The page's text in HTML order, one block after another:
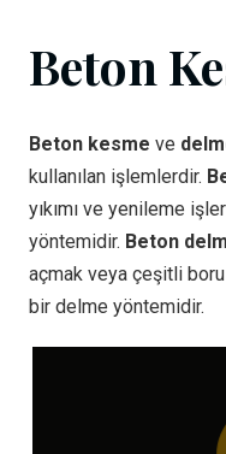
Beton
Beton kesme ve
kullanılan işlemlerdir.
yıkımı ve yenileme
yöntemidir. Beton
açmak veya çeşitli boru
bir delme yöntemidir.